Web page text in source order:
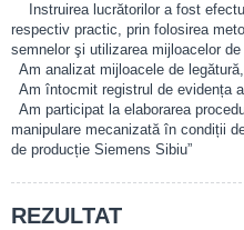
Instruirea lucrătorilor a fost
respectiv practic, prin folosirea
semnelor şi utilizarea mijloacelor
Am analizat mijloacele de
Am întocmit registrul de evidența
Am participat la elaborarea
manipulare mecanizată în condiții
de producție Siemens Sibiu”
REZULTAT